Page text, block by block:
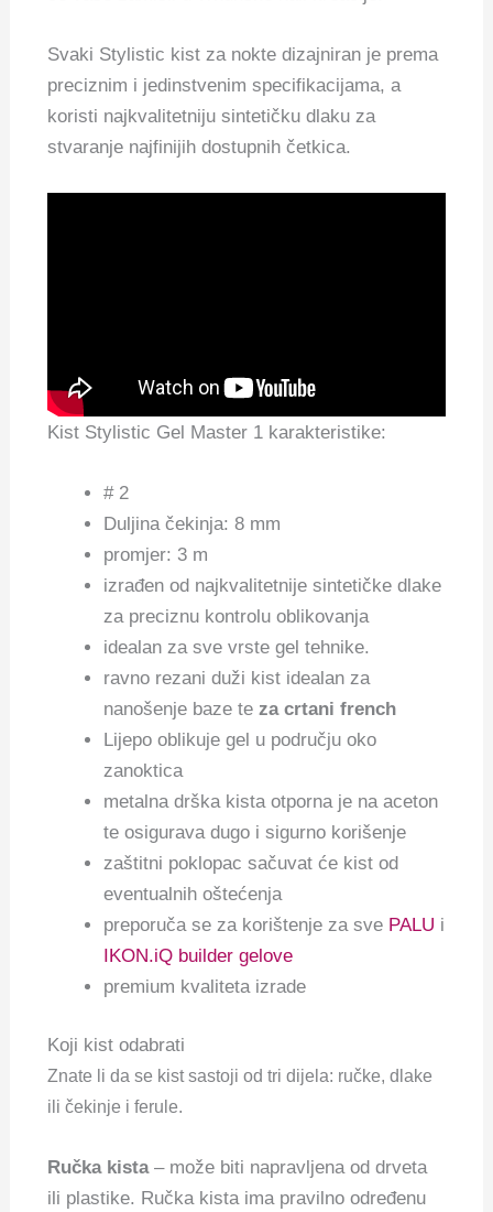
Svaki Stylistic kist za nokte dizajniran je prema
preciznim i jedinstvenim specifikacijama, a
koristi najkvalitetniju sintetičku dlaku za
stvaranje najfinijih dostupnih četkica.
Kist Stylistic Gel Master 1 karakteristike:
# 2
Duljina čekinja: 8 mm
promjer: 3 m
izrađen od najkvalitetnije sintetičke dlake
za preciznu kontrolu oblikovanja
idealan za sve vrste gel tehnike.
ravno rezani duži kist idealan za
nanošenje baze te za crtani french
Lijepo oblikuje gel u području oko
zanoktica
metalna drška kista otporna je na aceton
te osigurava dugo i sigurno korišenje
zaštitni poklopac sačuvat će kist od
eventualnih oštećenja
preporuča se za korištenje za sve PALU i
IKON.iQ builder gelove
premium kvaliteta izrade
Koji kist odabrati
Znate li da se kist sastoji od tri dijela: ručke, dlake
ili čekinje i ferule.
Ručka kista– može biti napravljena od drveta
ili plastike. Ručka kista ima pravilno određenu